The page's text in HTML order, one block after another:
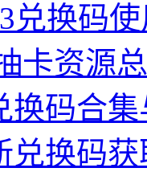
兑换码
卡资源
换码合
兑换码